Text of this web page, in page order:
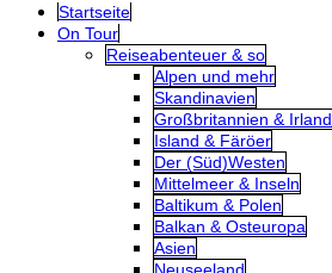
Startseite
On Tour
Reiseabenteuer & so
Alpen und mehr
Skandinavien
Großbritannien & Irland
Island & Färöer
Der (Süd)Westen
Mittelmeer & Inseln
Baltikum & Polen
Balkan & Osteuropa
Asien